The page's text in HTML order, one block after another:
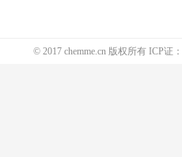
© 2017 chemme.cn 版权所有 ICP证：